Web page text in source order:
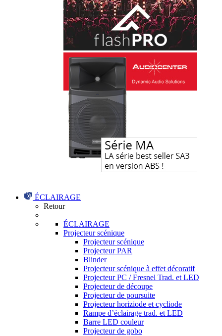
ÉCLAIRAGE
Retour
ÉCLAIRAGE
Projecteur scénique
Projecteur scénique
Projecteur PAR
Blinder
Projecteur scénique à effet décoratif
Projecteur PC / Fresnel Trad. et LED
Projecteur de découpe
Projecteur de poursuite
Projecteur horiziode et cycliode
Rampe d’éclairage trad. et LED
Barre LED couleur
Projecteur de gobo